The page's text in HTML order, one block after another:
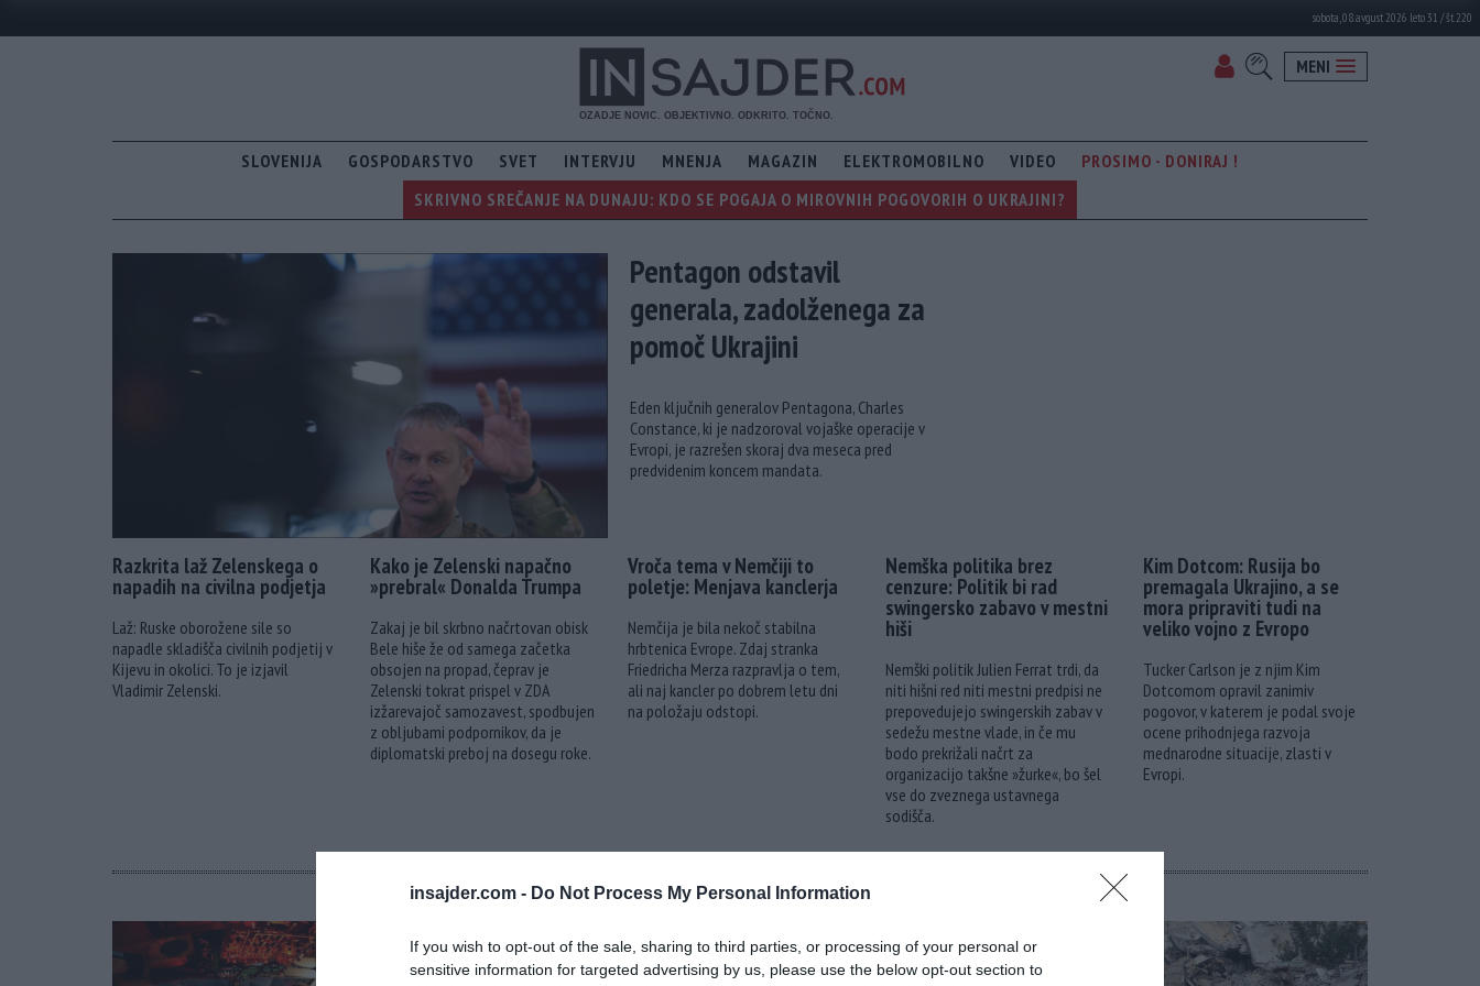
insajder.com - Do Not Process My Personal Information
If you wish to opt-out of the sale, sharing to third parties, or processing of your personal or
sensitive information for targeted advertising by us, please use the below opt-out section to
sobota, 08. avgust 2026 leto 31 / št. 220
MENI
SLOVENIJA GOSPODARSTVO SVET INTERVJU MNENJA MAGAZIN ELEKTROMOBILNO VIDEO
PROSIMO - DONIRAJ !
SKRIVNO SREČANJE NA DUNAJU: KDO SE POGAJA O MIROVNIH POGOVORIH O UKRAJINI?
Pentagon odstavil
generala, zadolženega za
pomoč Ukrajini
Eden ključnih generalov Pentagona, Charles
Constance, ki je nadzoroval vojaške operacije v
Evropi, je razrešen skoraj dva meseca pred
predvidenim koncem mandata.
Razkrita laž Zelenskega o
napadih na civilna podjetja
Laž: Ruske oborožene sile so
napadle skladišča civilnih podjetij v
Kijevu in okolici. To je izjavil
Vladimir Zelenski.
Kako je Zelenski napačno
»prebral« Donalda Trumpa
Zakaj je bil skrbno načrtovan obisk
Bele hiše že od samega začetka
obsojen na propad, čeprav je
Zelenski tokrat prispel v ZDA
izžarevajoč samozavest, spodbujen
z obljubami podpornikov, da je
diplomatski preboj na dosegu roke.
Vroča tema v Nemčiji to
poletje: Menjava kanclerja
Nemčija je bila nekoč stabilna
hrbtenica Evrope. Zdaj stranka
Friedricha Merza razpravlja o tem,
ali naj kancler po dobrem letu dni
na položaju odstopi.
Nemška politika brez
cenzure: Politik bi rad
swingersko zabavo v mestni
hiši
Nemški politik Julien Ferrat trdi, da
niti hišni red niti mestni predpisi ne
prepovedujejo swingerskih zabav v
sedežu mestne vlade, in če mu
bodo prekrižali načrt za
organizacijo takšne »žurke«, bo šel
vse do zveznega ustavnega
sodišča.
Kim Dotcom: Rusija bo
premagala Ukrajino, a se
mora pripraviti tudi na
veliko vojno z Evropo
Tucker Carlson je z njim Kim
Dotcomom opravil zanimiv
pogovor, v katerem je podal svoje
ocene prihodnjega razvoja
mednarodne situacije, zlasti v
Evropi.